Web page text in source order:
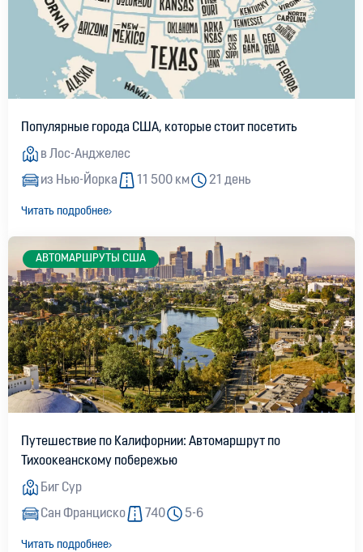
Популярные города США, которые стоит посетить
в Лос-Анджелес
из Нью-Йорка
11 500 км 21 день
Читать подробнее
АВТОМАРШРУТЫ США
Путешествие по Калифорнии: Автомаршрут по
Тихоокеанскому побережью
Биг Сур
Сан Франциско
740 5-6
Читать подробнее